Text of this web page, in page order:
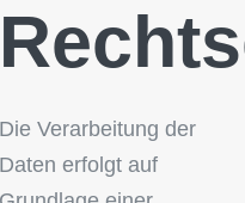
Die Verarbeitung der
Daten erfolgt auf